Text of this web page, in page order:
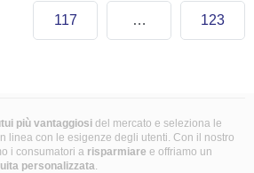
117 … 123
più vantaggiosi del mercato e seleziona le
linea con le esigenze degli utenti. Con il nostro
i consumatori a risparmiare e offriamo un
personalizzata.